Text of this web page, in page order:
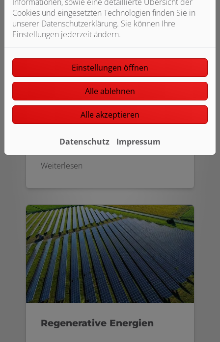
Heizsysteme
Heizen mit Deckenheizstrahlplatten ist
die moderne Lösung der
energieeffizienten Wärmebereitstellung
Produktionsstätten.
Weiterlesen
Regenerative Energien
Cookies und eingesetzten Technologien finden Sie in
unserer Datenschutzerklärung. Sie können Ihre
Einstellungen jederzeit ändern.
Einstellungen öffnen
Alle ablehnen
Alle akzeptieren
Datenschutz Impressum